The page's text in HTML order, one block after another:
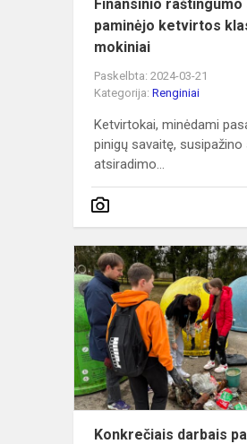
Finansinio raštingumo
paminėjo ketvirtos
mokiniai
Paskelbta: 2024-03-21
Kategorija: Renginiai
Ketvirtokai, minėdami
pinigų savaitę, susipažino
atsiradimo...
Konkrečiais darbais